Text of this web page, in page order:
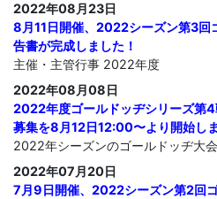
2022年08月23日
8月11日開催、2022シーズン第3回
告書が完成しました！
主催・主管行事 2022年度
2022年08月08日
2022年度ゴールドッヂシリーズ第
募集を8月12日12:00〜より開始し
2022年シーズンのゴールドッヂ大会
2022年07月20日
7月9日開催、2022シーズン第2回